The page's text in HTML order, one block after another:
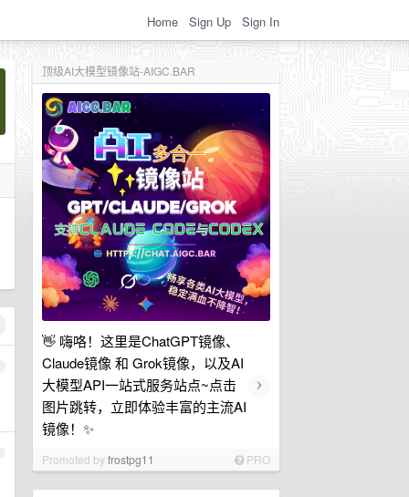
Home Sign Up Sign In
顶级AI大模型镜像站-AIGC.BAR
👋 嗨咯！这里是ChatGPT镜像、
Claude镜像 和 Grok镜像，以及AI
大模型API一站式服务站点~点击
图片跳转，立即体验丰富的主流AI
镜像！✨
›
Promoted byfrostpg11 PRO